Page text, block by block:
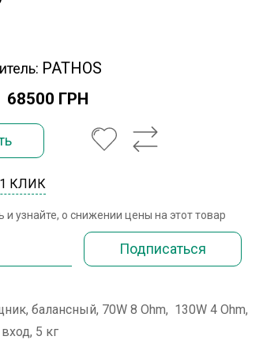
PATHOS
68500 ГРН
КЛИК
и узнайте, о снижении цены на этот товар
балансный, 70W 8 Ohm, 130W 4 Ohm,
5 кг